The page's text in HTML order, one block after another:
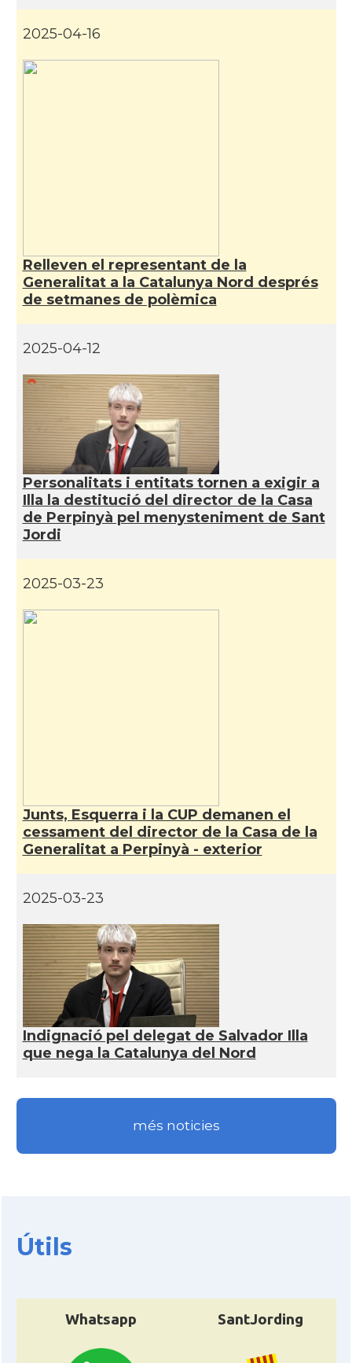
2025-04-16
Relleven el representant de la
Generalitat a la Catalunya Nord després
de setmanes de polèmica
2025-04-12
Personalitats i entitats tornen a exigir a
Illa la destitució del director de la Casa
de Perpinyà pel menysteniment de Sant
Jordi
2025-03-23
Junts, Esquerra i la CUP demanen el
cessament del director de la Casa de la
Generalitat a Perpinyà - exterior
2025-03-23
Indignació pel delegat de Salvador Illa
que nega la Catalunya del Nord
més noticies
Útils
Whatsapp SantJording